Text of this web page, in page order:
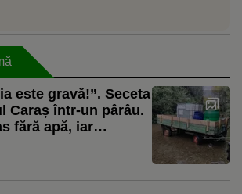
este gravă!”. Seceta
Caraș într-un pârâu.
fără apă, iar